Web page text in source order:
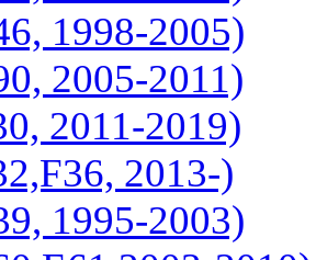
1998-2005)
2005-2011)
2011-2019)
2013-)
1995-2003)